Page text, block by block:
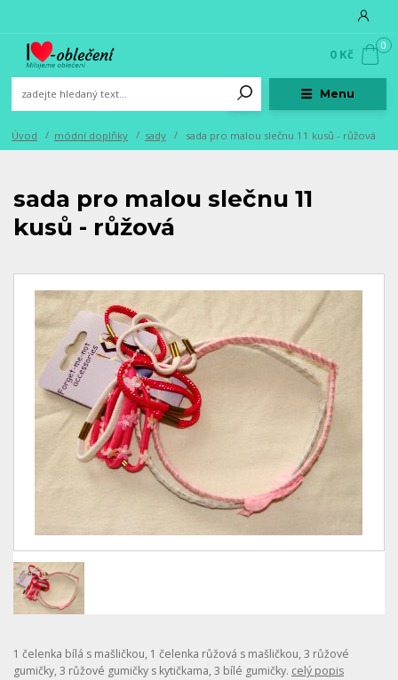
Menu
0
0 Kč
Úvod módní doplňky sady sada pro malou slečnu 11 kusů - růžová
sada pro malou slečnu 11
kusů - růžová
1 čelenka bílá s mašličkou, 1 čelenka růžová s mašličkou, 3 růžové
gumičky, 3 růžové gumičky s kytičkama, 3 bílé gumičky. celý popis